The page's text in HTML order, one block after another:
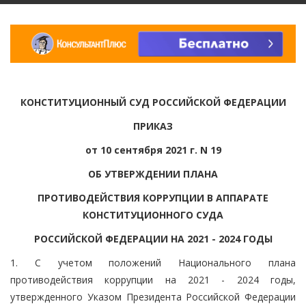
КОНСТИТУЦИОННЫЙ СУД РОССИЙСКОЙ ФЕДЕРАЦИИ
ПРИКАЗ
от 10 сентября 2021 г. N 19
ОБ УТВЕРЖДЕНИИ ПЛАНА
ПРОТИВОДЕЙСТВИЯ КОРРУПЦИИ В АППАРАТЕ
КОНСТИТУЦИОННОГО СУДА
РОССИЙСКОЙ ФЕДЕРАЦИИ НА 2021 - 2024 ГОДЫ
1. С учетом положений Национального плана
противодействия коррупции на 2021 - 2024 годы,
утвержденного Указом Президента Российской Федерации